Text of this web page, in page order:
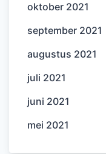
oktober 2021
september 2021
augustus 2021
juli 2021
juni 2021
mei 2021